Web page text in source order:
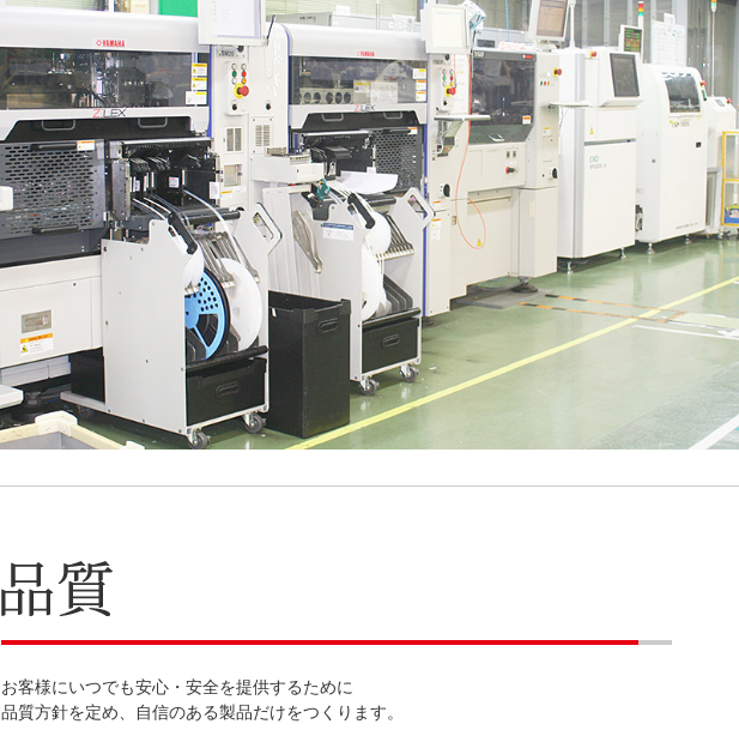
お客様にいつでも安心・安全を提供するために
品質方針を定め、自信のある製品だけをつくります。